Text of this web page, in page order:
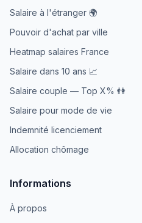
Salaire à l'étranger 🌍
Pouvoir d'achat par ville
Heatmap salaires France
Salaire dans 10 ans 📈
Salaire couple — Top X% 👫
Salaire pour mode de vie
Indemnité licenciement
Allocation chômage
Informations
À propos